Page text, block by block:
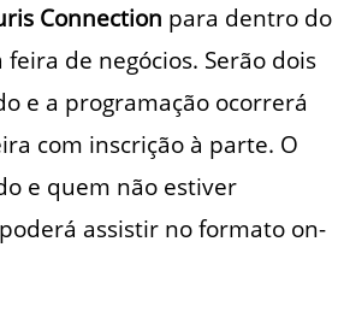
Connection para dentro do
de negócios. Serão dois
e a programação ocorrerá
com inscrição à parte. O
e quem não estiver
assistir no formato on-